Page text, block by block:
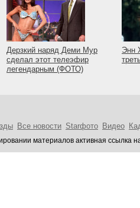
Дерзкий наряд Деми Мур
сделал этот телеэфир
легендарным (ФОТО)
Энн
Все новости Starфото Видео
материалов активная ссылка